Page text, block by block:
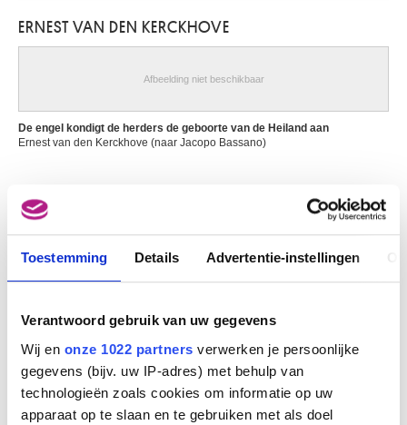
Toestemming Details Advertentie-instellingen
Verantwoord gebruik van uw gegevens
Wij en onze 1022 partners verwerken je persoonlijke
gegevens (bijv. uw IP-adres) met behulp van
technologieën zoals cookies om informatie op uw
apparaat op te slaan en te gebruiken met als doel
Schaarbeek / Brussel 1918 - Brussel 1961
van Assche Petrus
Arendonk 1888 - Elsene / Brussel 1958
van Avont Pieter
Mechelen 1600 - Deurne / Antwerpen 1652
van Baburen Dirck
van Balen Hendrick
Antwerpen 1575 - 1632
van Balen Jan I
Antwerpen 1611 - 1654
van Baurscheit Jan Pieter I
ERNEST VAN DEN KERCKHOVE
Afbeelding niet beschikbaar
De engel kondigt de herders de geboorte van de Heiland aan
Ernest van den Kerckhove (naar Jacopo Bassano)
De Maagd, het kind Jezus, de heilige Catharina en Sint Joris